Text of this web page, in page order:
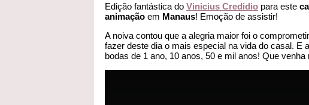
Edição fantástica do Vinicius Credidio para este
animação em Manaus! Emoção de assistir!
A noiva contou que a alegria maior foi o
fazer deste dia o mais especial na vida do casal. E
bodas de 1 ano, 10 anos, 50 e mil anos! Que venha